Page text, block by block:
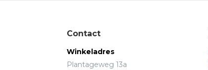
Contact
Winkeladres
Plantageweg 13a